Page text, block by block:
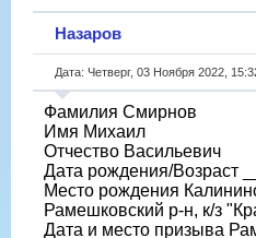
Назаров
Дата: Четверг, 03 Ноября 2022,
Фамилия Смирнов
Имя Михаил
Отчество Васильевич
Дата рождения/Возраст
Место рождения
Рамешковский р-н, к/з
Дата и место призыва